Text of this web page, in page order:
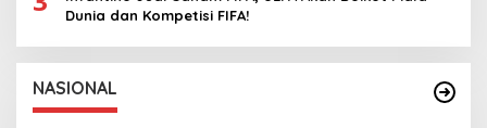
Dunia dan Kompetisi FIFA!
NASIONAL